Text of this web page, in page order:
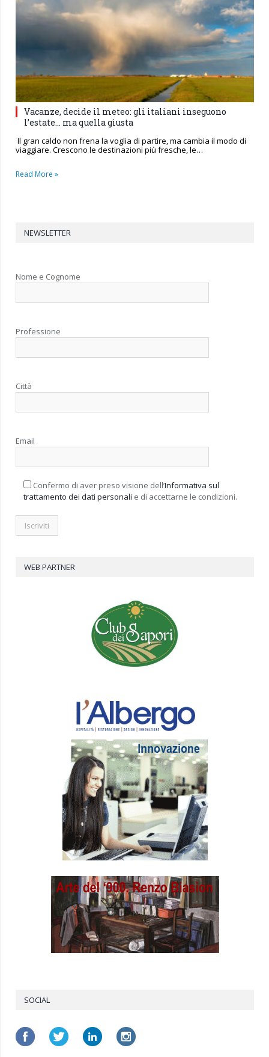
Vacanze, decide il meteo: gli italiani inseguono
l’estate… ma quella giusta
Il gran caldo non frena la voglia di partire, ma cambia il modo di
viaggiare. Crescono le destinazioni più fresche, le…
Read More »
NEWSLETTER
Nome e Cognome
Professione
Città
Email
Confermo di aver preso visione dell’Informativa sul
trattamento dei dati personali e di accettarne le condizioni.
WEB PARTNER
SOCIAL